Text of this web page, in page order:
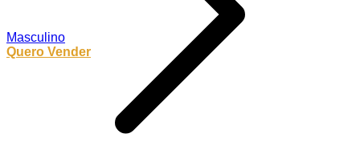
Masculino
Quero Vender